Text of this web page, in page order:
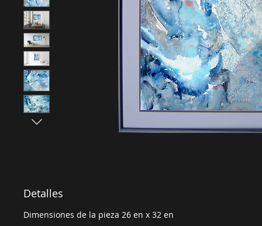
Detalles
Dimensiones de la pieza 26 en x 32 en